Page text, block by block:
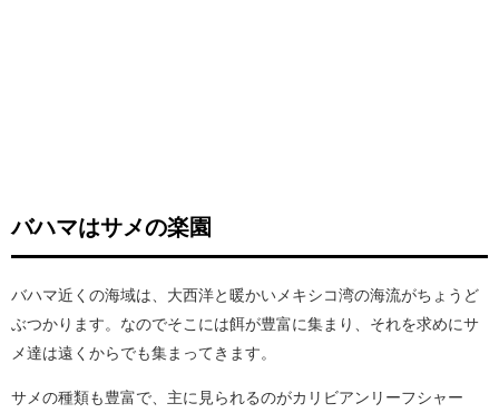
バハマはサメの楽園
バハマ近くの海域は、大西洋と暖かいメキシコ湾の海流がちょうど
ぶつかります。なのでそこには餌が豊富に集まり、それを求めにサ
メ達は遠くからでも集まってきます。
サメの種類も豊富で、主に見られるのがカリビアンリーフシャー